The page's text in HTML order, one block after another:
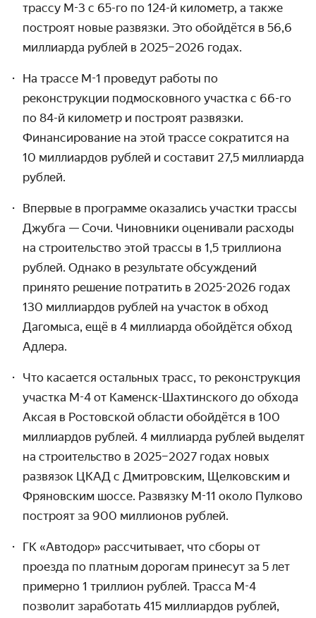
трассу М-3 с 65-го по 124-й километр, а также
построят новые развязки. Это обойдётся в 56,6
миллиарда рублей в 2025–2026 годах.
На трассе М-1 проведут работы по
реконструкции подмосковного участка с 66-го
по 84-й километр и построят развязки.
Финансирование на этой трассе сократится на
10 миллиардов рублей и составит 27,5 миллиарда
рублей.
Впервые в программе оказались участки трассы
Джубга — Сочи. Чиновники оценивали расходы
на строительство этой трассы в 1,5 триллиона
рублей. Однако в результате обсуждений
принято решение потратить в 2025-2026 годах
130 миллиардов рублей на участок в обход
Дагомыса, ещё в 4 миллиарда обойдётся обход
Адлера.
Что касается остальных трасс, то реконструкция
участка М-4 от Каменск-Шахтинского до обхода
Аксая в Ростовской области обойдётся в 100
миллиардов рублей. 4 миллиарда рублей выделят
на строительство в 2025–2027 годах новых
развязок ЦКАД с Дмитровским, Щелковским и
Фряновским шоссе. Развязку М-11 около Пулково
построят за 900 миллионов рублей.
ГК «Автодор» рассчитывает, что сборы от
проезда по платным дорогам принесут за 5 лет
примерно 1 триллион рублей. Трасса М-4
позволит заработать 415 миллиардов рублей,